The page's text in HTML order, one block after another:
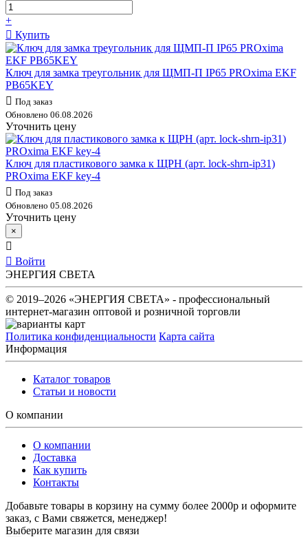
+
Купить
Ключ для замка треугольник для ЩМП-П IP65 PROxima EKF
PB65KEY
Под заказ
Обновлено 06.08.2026
Уточнить цену
Ключ для пластикового замка к ЩРН (арт. lock-shrn-ip31)
PROxima EKF key-4
Под заказ
Обновлено 05.08.2026
Уточнить цену
×
Войти
ЭНЕРГИЯ СВЕТА
© 2019–2026 «ЭНЕРГИЯ СВЕТА» - профессиональный
интернет-магазин оптовой и розничной торговли
Политика конфиденциальности Карта сайта
Информация
Каталог товаров
Статьи и новости
О компании
О компании
Доставка
Как купить
Контакты
Добавьте товары в корзину на сумму более 2000р и оформите
заказ, с Вами свяжется, менеджер!
Выберите магазин для связи